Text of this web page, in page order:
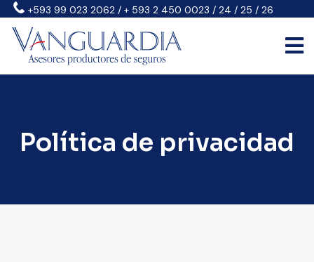
+593 99 023 2062 / + 593 2 450 0023 / 24 / 25 / 26
Política de privacidad